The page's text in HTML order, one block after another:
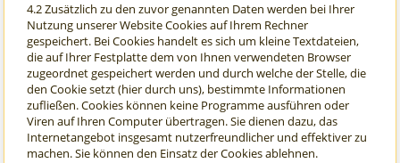
4.2 Zusätzlich zu den zuvor genannten Daten werden bei Ihrer
Nutzung unserer Website Cookies auf Ihrem Rechner
gespeichert. Bei Cookies handelt es sich um kleine Textdateien,
die auf Ihrer Festplatte dem von Ihnen verwendeten Browser
zugeordnet gespeichert werden und durch welche der Stelle, die
den Cookie setzt (hier durch uns), bestimmte Informationen
zufließen. Cookies können keine Programme ausführen oder
Viren auf Ihren Computer übertragen. Sie dienen dazu, das
Internetangebot insgesamt nutzerfreundlicher und effektiver zu
machen. Sie können den Einsatz der Cookies ablehnen.